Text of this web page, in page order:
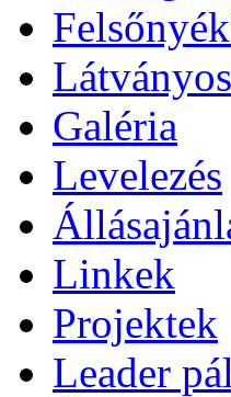
Galéria
Levelezés
Linkek
Projektek
Leader